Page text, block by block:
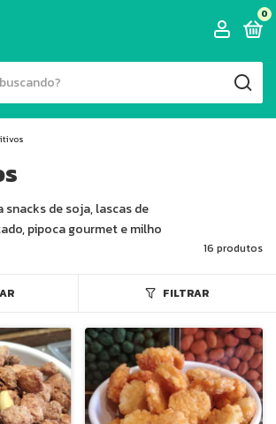
0
de soja, lascas de
pipoca gourmet e milho
16 produtos
FILTRAR